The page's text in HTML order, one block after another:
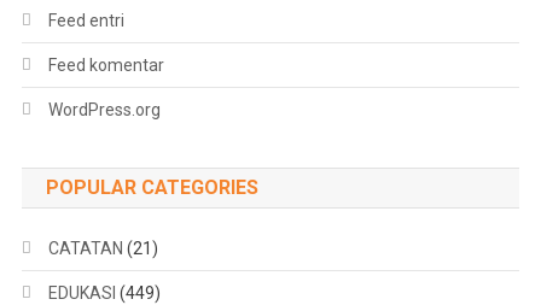
Feed entri
Feed komentar
WordPress.org
POPULAR CATEGORIES
CATATAN (21)
EDUKASI (449)